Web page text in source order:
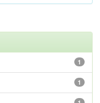
1
1